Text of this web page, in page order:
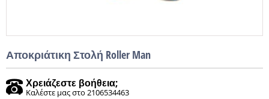
Αποκριάτικη Στολή Roller Man
Χρειάζεστε βοήθεια;
Καλέστε μας στο 2106534463